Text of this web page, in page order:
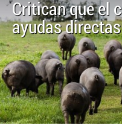
Critican que el
ayudas